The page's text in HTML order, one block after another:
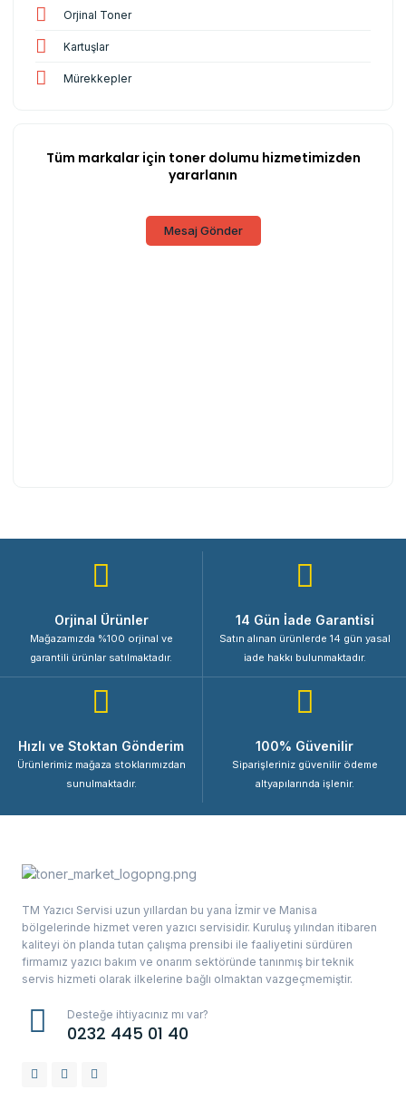
Orjinal Toner
Kartuşlar
Mürekkepler
Tüm markalar için toner dolumu hizmetimizden
yararlanın
Mesaj Gönder
Orjinal Ürünler
Mağazamızda %100 orjinal ve
garantili ürünlar satılmaktadır.
14 Gün İade Garantisi
Satın alınan ürünlerde 14 gün yasal
iade hakkı bulunmaktadır.
Hızlı ve Stoktan Gönderim
Ürünlerimiz mağaza stoklarımızdan
sunulmaktadır.
100% Güvenilir
Siparişleriniz güvenilir ödeme
altyapılarında işlenir.
TM Yazıcı Servisi uzun yıllardan bu yana İzmir ve Manisa
bölgelerinde hizmet veren yazıcı servisidir. Kuruluş yılından itibaren
kaliteyi ön planda tutan çalışma prensibi ile faaliyetini sürdüren
firmamız yazıcı bakım ve onarım sektöründe tanınmış bir teknik
servis hizmeti olarak ilkelerine bağlı olmaktan vazgeçmemiştir.
Desteğe ihtiyacınız mı var?
0232 445 01 40